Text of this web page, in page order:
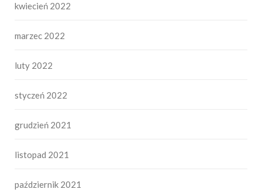
kwiecień 2022
marzec 2022
luty 2022
styczeń 2022
grudzień 2021
listopad 2021
październik 2021